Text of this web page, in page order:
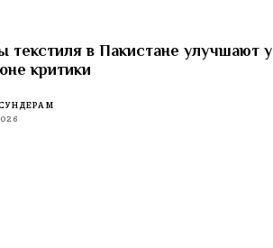
текстиля в Пакистане улучшают
критики